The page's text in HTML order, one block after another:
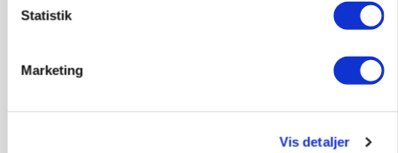
Statistik
Marketing
Vis detaljer